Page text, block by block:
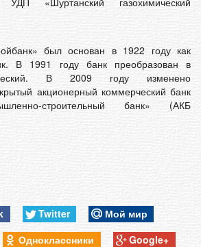
был основан в 1922 году как
В 1991 году банк преобразован в
В 2009 году изменено
акционерный коммерческий банк
строительный банк» (АКБ
Twitter
Мой мир
Одноклассники Google+